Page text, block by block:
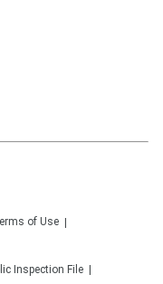
of Use
Inspection File